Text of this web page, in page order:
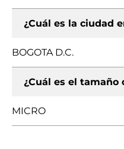
¿Cuál es la ciudad
BOGOTA D.C.
¿Cuál es el tamaño
MICRO